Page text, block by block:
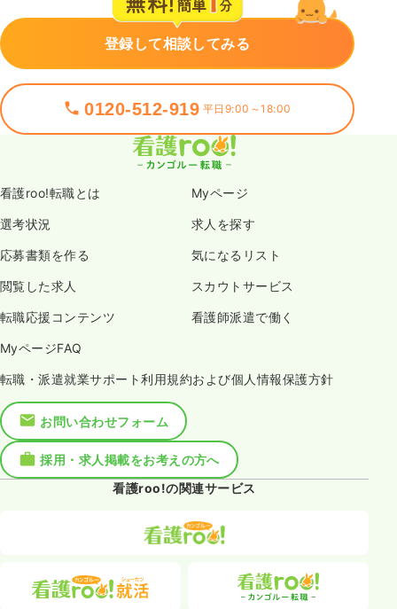
登録して相談してみる
0120-512-919 平日9:00～18:00
看護roo!転職とは Myページ
選考状況 求人を探す
応募書類を作る 気になるリスト
閲覧した求人 スカウトサービス
転職応援コンテンツ 看護師派遣で働く
MyページFAQ
転職・派遣就業サポート利用規約および個人情報保護方針
お問い合わせフォーム
採用・求人掲載をお考えの方へ
看護roo!の関連サービス